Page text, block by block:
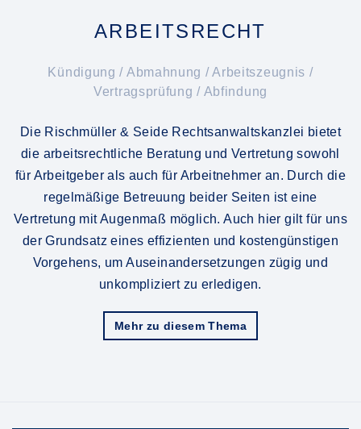
ARBEITSRECHT
Kündigung / Abmahnung / Arbeitszeugnis /
Vertragsprüfung / Abfindung
Die Rischmüller & Seide Rechtsanwaltskanzlei bietet
die arbeitsrechtliche Beratung und Vertretung sowohl
für Arbeitgeber als auch für Arbeitnehmer an. Durch die
regelmäßige Betreuung beider Seiten ist eine
Vertretung mit Augenmaß möglich. Auch hier gilt für uns
der Grundsatz eines effizienten und kostengünstigen
Vorgehens, um Auseinandersetzungen zügig und
unkompliziert zu erledigen.
Mehr zu diesem Thema